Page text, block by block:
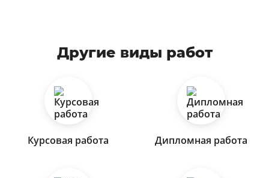
Другие виды работ
Курсовая работа Дипломная работа